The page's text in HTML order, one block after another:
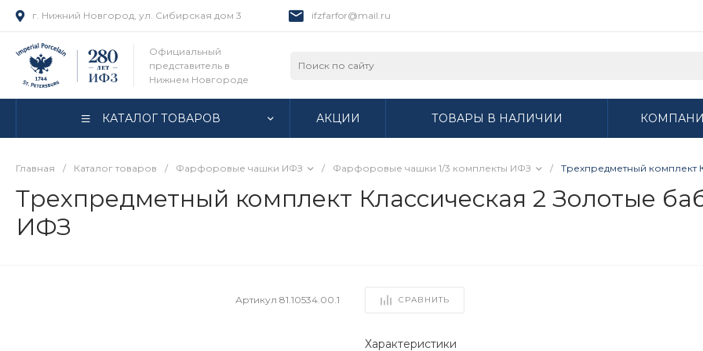
г. Нижний Новгород, ул. Сибирская дом 3 ifzfarfor@mail.ru
Официальный
представитель в
Нижнем Новгороде
КАТАЛОГ ТОВАРОВ АКЦИИ ТОВАРЫ В НАЛИЧИИ
Главная / Каталог товаров / Фарфоровые чашки ИФЗ / Фарфоровые чашки 1/3 комплекты ИФЗ / Трехпредметный комплект
Трехпредметный комплект Классическая 2 Золотые
ИФЗ
Артикул81.10534.00.1 СРАВНИТЬ
Характеристики